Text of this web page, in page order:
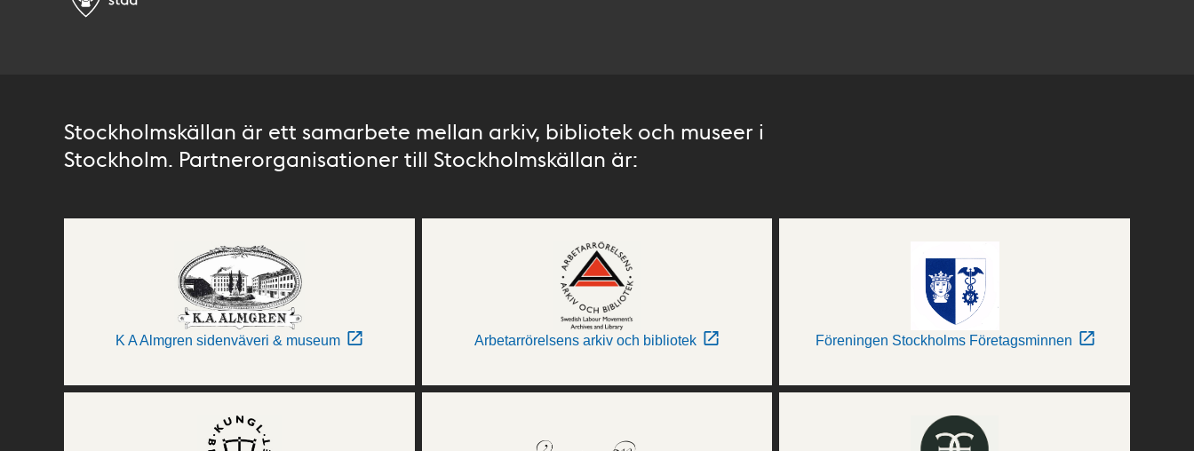
Stockholmskällan är ett samarbete mellan arkiv, bibliotek och museer i
Stockholm. Partnerorganisationer till Stockholmskällan är:
K A Almgren sidenväveri & museum Arbetarrörelsens arkiv och bibliotek Föreningen Stockholms Företagsminnen